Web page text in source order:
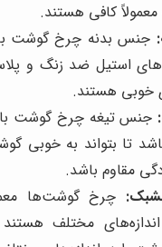
جنس بدنه چرخ گوشت
استیل ضد زنگ و
خوبی هستند.
جنس تیغه چرخ گوشت
تا بتواند به خوبی
مقاوم باشد.
چرخ گوشت‌ها
مختلف